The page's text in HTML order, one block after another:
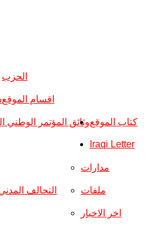
الحزب
وثائق المؤتمر الوطني
اقسام الموقع
التحالف
مدارات
ملفات
اخر الاخبار
كتاب الموقع
Iraqi Letter